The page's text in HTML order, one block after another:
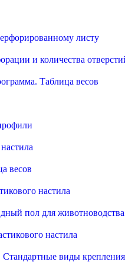
листу
и количества
Таблица весов
весов
настила
пол для животноводства
настила
виды крепления